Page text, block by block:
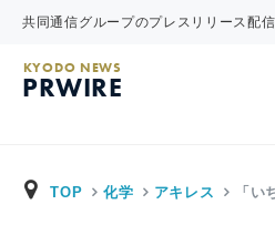
共同通信グループのプレスリリース配
KYODO NEWS
PRWIRE
TOP 化学 アキレス 「